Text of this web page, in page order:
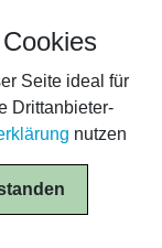
Seite ideal für
Drittanbieter-
nutzen
Seite ideal für
Drittanbieter-
nutzen